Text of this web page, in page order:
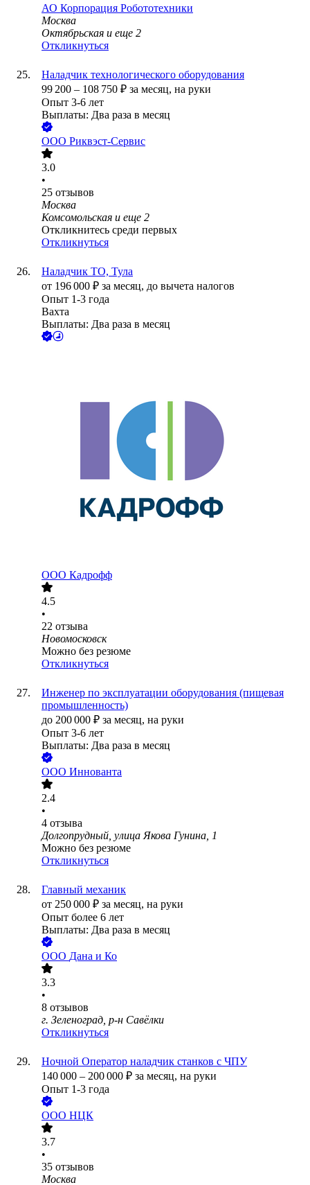
АО Корпорация Робототехники
Москва
Октябрьская и еще 2
Откликнуться
Наладчик технологического оборудования
99 200 – 108 750 ₽ за месяц, на руки
Опыт 3-6 лет
Выплаты: Два раза в месяц
ООО Риквэст-Сервис
3.0
•
25 отзывов
Москва
Комсомольская и еще 2
Откликнитесь среди первых
Откликнуться
Наладчик ТО, Тула
от 196 000 ₽ за месяц, до вычета налогов
Опыт 1-3 года
Вахта
Выплаты: Два раза в месяц
ООО Кадрофф
4.5
•
22 отзыва
Новомосковск
Можно без резюме
Откликнуться
Инженер по эксплуатации оборудования (пищевая
промышленность)
до 200 000 ₽ за месяц, на руки
Опыт 3-6 лет
Выплаты: Два раза в месяц
ООО Иннованта
2.4
•
4 отзыва
Долгопрудный, улица Якова Гунина, 1
Можно без резюме
Откликнуться
Главный механик
от 250 000 ₽ за месяц, на руки
Опыт более 6 лет
Выплаты: Два раза в месяц
ООО Дана и Ко
3.3
•
8 отзывов
г. Зеленоград, р-н Савёлки
Откликнуться
Ночной Оператор наладчик станков с ЧПУ
140 000 – 200 000 ₽ за месяц, на руки
Опыт 1-3 года
ООО НЦК
3.7
•
35 отзывов
Москва